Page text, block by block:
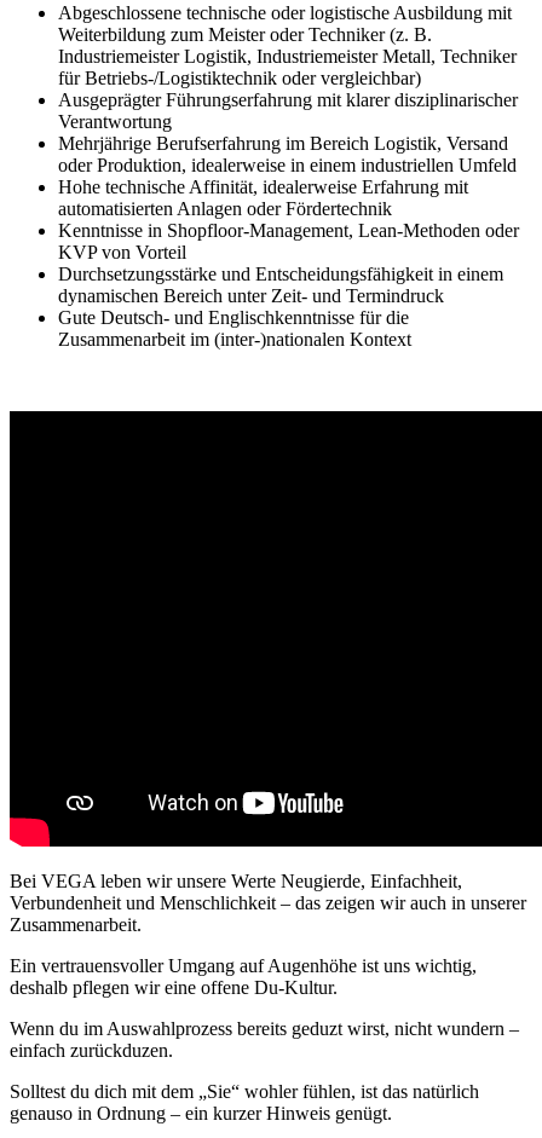
Abgeschlossene technische oder logistische Ausbildung mit
Weiterbildung zum Meister oder Techniker (z. B.
Industriemeister Logistik, Industriemeister Metall, Techniker
für Betriebs-/Logistiktechnik oder vergleichbar)
Ausgeprägter Führungserfahrung mit klarer disziplinarischer
Verantwortung
Mehrjährige Berufserfahrung im Bereich Logistik, Versand
oder Produktion, idealerweise in einem industriellen Umfeld
Hohe technische Affinität, idealerweise Erfahrung mit
automatisierten Anlagen oder Fördertechnik
Kenntnisse in Shopfloor-Management, Lean-Methoden oder
KVP von Vorteil
Durchsetzungsstärke und Entscheidungsfähigkeit in einem
dynamischen Bereich unter Zeit- und Termindruck
Gute Deutsch- und Englischkenntnisse für die
Zusammenarbeit im (inter-)nationalen Kontext
Bei VEGA leben wir unsere Werte Neugierde, Einfachheit,
Verbundenheit und Menschlichkeit – das zeigen wir auch in unserer
Zusammenarbeit.
Ein vertrauensvoller Umgang auf Augenhöhe ist uns wichtig,
deshalb pflegen wir eine offene Du-Kultur.
Wenn du im Auswahlprozess bereits geduzt wirst, nicht wundern –
einfach zurückduzen.
Solltest du dich mit dem „Sie“ wohler fühlen, ist das natürlich
genauso in Ordnung – ein kurzer Hinweis genügt.